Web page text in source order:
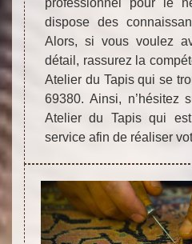
professionnel pour le
dispose des
Alors, si vous voulez
détail, rassurez la
Atelier du Tapis qui se
69380. Ainsi, n’hésitez
Atelier du Tapis qui
service afin de réaliser